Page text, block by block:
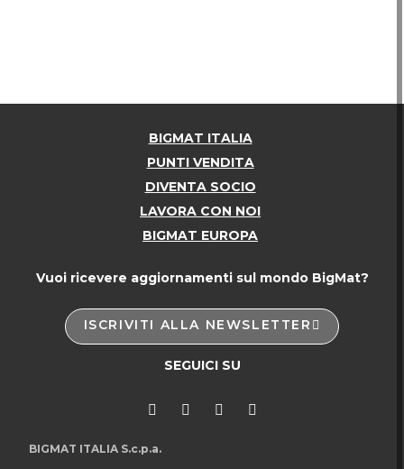
BIGMAT ITALIA
PUNTI VENDITA
DIVENTA SOCIO
LAVORA CON NOI
BIGMAT EUROPA
Vuoi ricevere aggiornamenti sul mondo BigMat?
ISCRIVITI ALLA NEWSLETTER
SEGUICI SU
BIGMAT ITALIA S.c.p.a.